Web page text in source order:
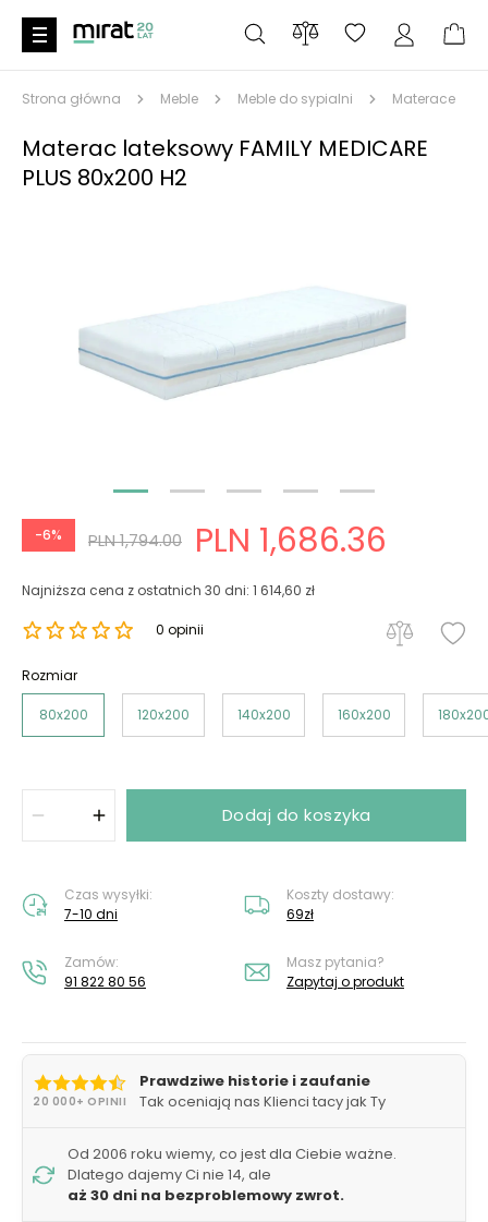
Strona główna Meble Meble do sypialni Materace
Materac lateksowy FAMILY MEDICARE
PLUS 80x200 H2
-6% PLN 1,794.00 PLN 1,686.36
Najniższa cena z ostatnich 30 dni: 1 614,60 zł
0 opinii
Rozmiar
80x200 120x200 140x200 160x200
Dodaj do koszyka
Czas wysyłki:
7-10 dni
Koszty dostawy:
69zł
Zamów:
91 822 80 56
Masz pytania?
Zapytaj o produkt
20 000+ OPINII
Prawdziwe historie i zaufanie
Tak oceniają nas Klienci tacy jak Ty
Od 2006 roku wiemy, co jest dla Ciebie ważne.
Dlatego dajemy Ci nie 14, ale
aż 30 dni na bezproblemowy zwrot.